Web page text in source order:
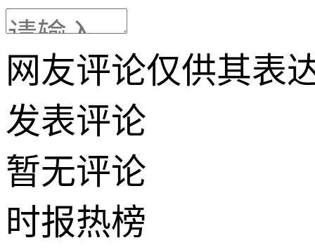
网友评论仅供其表
发表评论
暂无评论
时报热榜